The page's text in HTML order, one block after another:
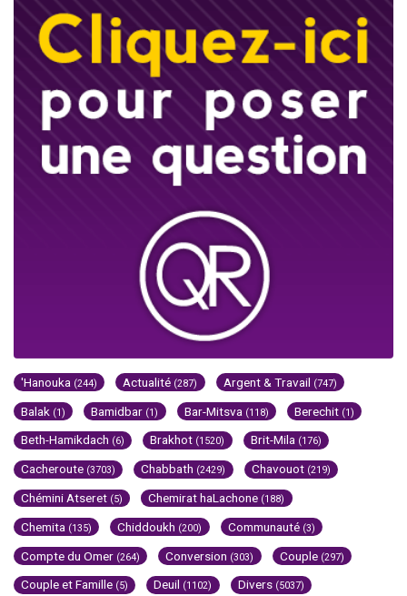
'Hanouka (244) Actualité (287) Argent & Travail (747)
Balak (1) Bamidbar (1) Bar-Mitsva (118) Berechit (1)
Beth-Hamikdach (6) Brakhot (1520) Brit-Mila (176)
Cacheroute (3703) Chabbath (2429) Chavouot (219)
Chémini Atseret (5) Chemirat haLachone (188)
Chemita (135) Chiddoukh (200) Communauté (3)
Compte du Omer (264) Conversion (303) Couple (297)
Couple et Famille (5) Deuil (1102) Divers (5037)